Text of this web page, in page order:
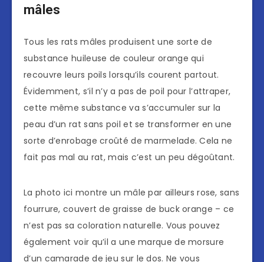
mâles
Tous les rats mâles produisent une sorte de
substance huileuse de couleur orange qui
recouvre leurs poils lorsqu’ils courent partout.
Évidemment, s’il n’y a pas de poil pour l’attraper,
cette même substance va s’accumuler sur la
peau d’un rat sans poil et se transformer en une
sorte d’enrobage croûté de marmelade. Cela ne
fait pas mal au rat, mais c’est un peu dégoûtant.
La photo ici montre un mâle par ailleurs rose, sans
fourrure, couvert de graisse de buck orange – ce
n’est pas sa coloration naturelle. Vous pouvez
également voir qu’il a une marque de morsure
d’un camarade de jeu sur le dos. Ne vous